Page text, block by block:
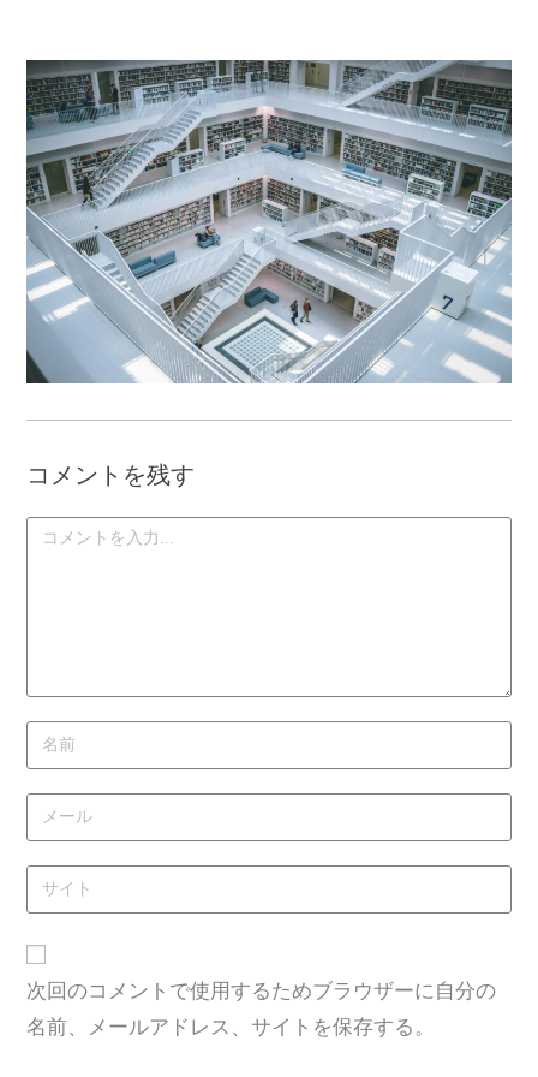
コメントを残す
次回のコメントで使用するためブラウザーに自分の
名前、メールアドレス、サイトを保存する。